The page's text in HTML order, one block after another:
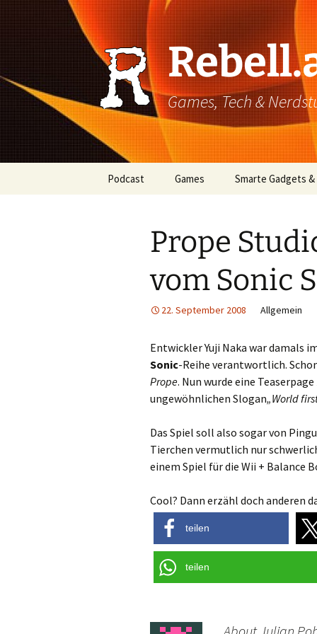
Games, Tech &
Podcast Games
Xbox
PlayStation
Mobile
Smarte Gadgets &
Prope
vom Sonic
22. September 2008 Allgemein
Entwickler Yuji Naka war damals
Sonic-Reihe verantwortlich.
Prope. Nun wurde eine
ungewöhnlichen Slogan„World
Das Spiel soll also sogar von
Tierchen vermutlich nur
einem Spiel für die Wii + Balance
Cool? Dann erzähl doch anderen
teilen
teilen